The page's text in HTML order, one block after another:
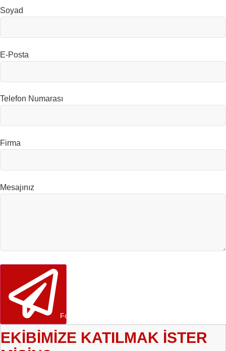
Soyad
E-Posta
Telefon Numarası
Firma
Mesajınız
Formu Gönder
EKİBİMİZE KATILMAK İSTER